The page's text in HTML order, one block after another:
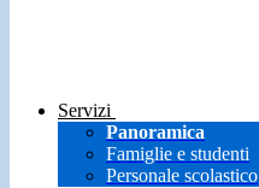
Servizi
Panoramica
Famiglie e studenti
Personale scolastico